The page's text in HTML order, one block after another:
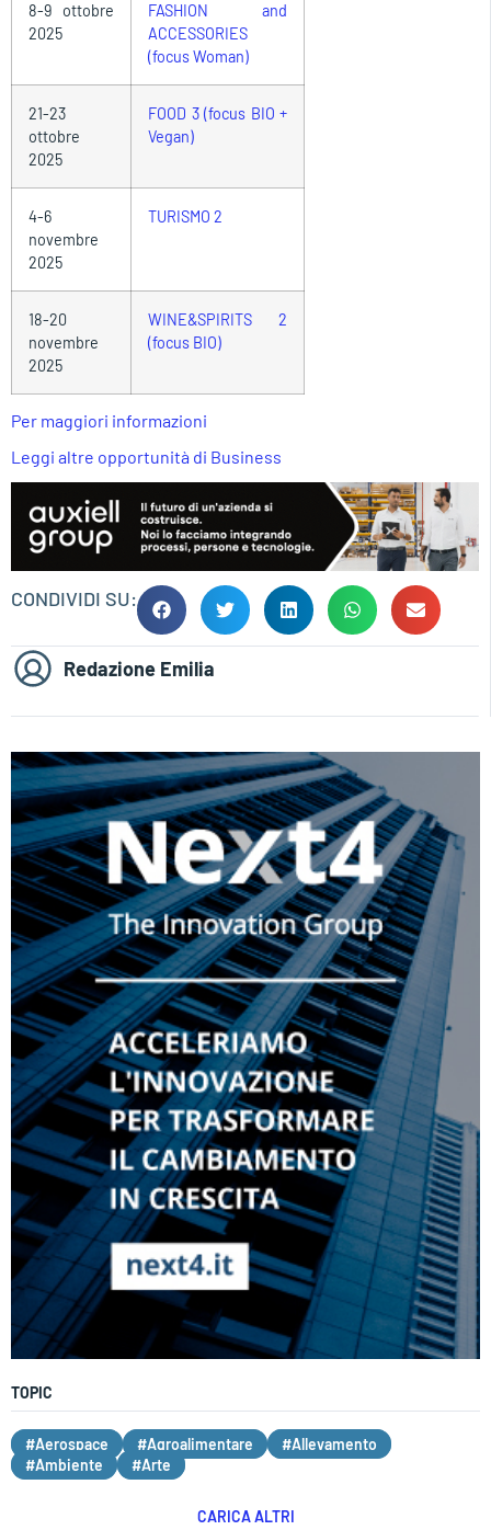
8-9 ottobre
2025
FASHION and
ACCESSORIES
(focus Woman)
21-23
ottobre
2025
FOOD 3 (focus BIO +
Vegan)
4-6
novembre
2025
TURISMO 2
18-20
novembre
2025
WINE&SPIRITS 2
(focus BIO)
Per maggiori informazioni
Leggi altre opportunità di Business
CONDIVIDI SU:
Redazione Emilia
TOPIC
#Aerospace #Agroalimentare
#Allevamento
#Ambiente
#Arte
CARICA ALTRI